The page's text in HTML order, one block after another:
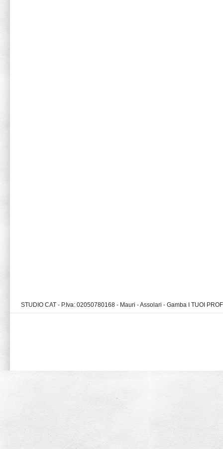
STUDIO CAT - P.Iva: 02050780168 - Mauri - Assolari - Gamba I TUOI